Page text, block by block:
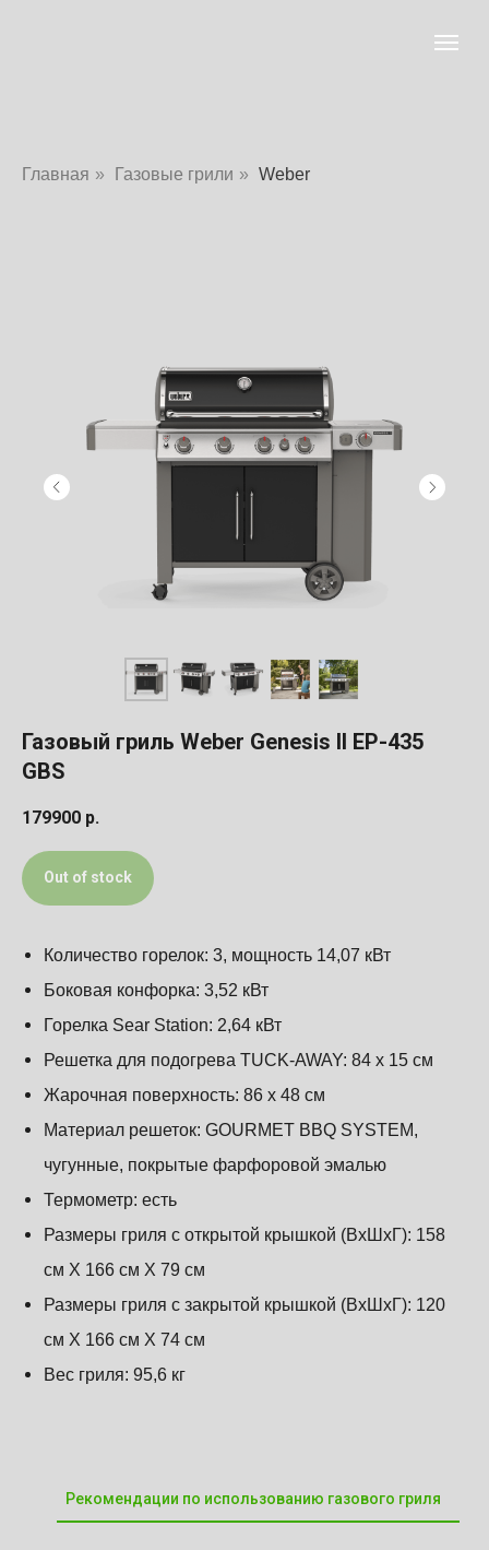
Главная » Газовые грили » Weber
Газовый гриль Weber Genesis II EP-435
GBS
179900 р.
Out of stock
Количество горелок: 3, мощность 14,07 кВт
Боковая конфорка: 3,52 кВт
Горелка Sear Station: 2,64 кВт
Решетка для подогрева TUCK-AWAY: 84 х 15 см
Жарочная поверхность: 86 х 48 см
Материал решеток: GOURMET BBQ SYSTEM,
чугунные, покрытые фарфоровой эмалью
Термометр: есть
Размеры гриля c открытой крышкой (ВхШхГ): 158
см X 166 см X 79 см
Размеры гриля с закрытой крышкой (ВхШхГ): 120
см X 166 см X 74 см
Вес гриля: 95,6 кг
Рекомендации по использованию газового гриля